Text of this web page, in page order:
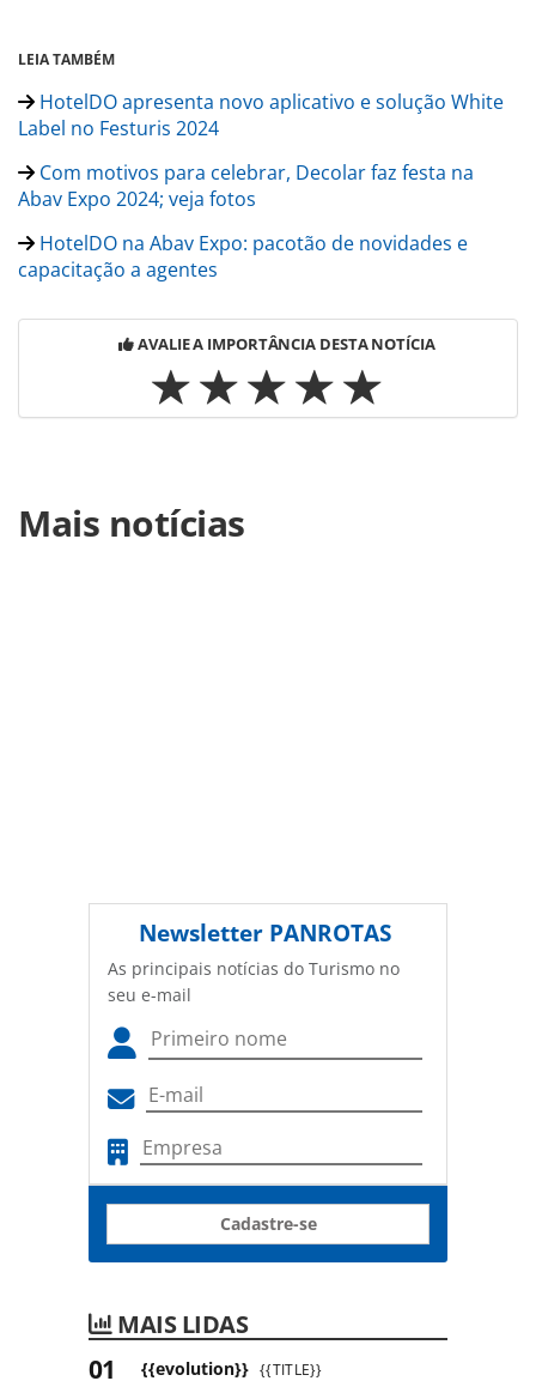
LEIA TAMBÉM
HotelDO apresenta novo aplicativo e solução White
Label no Festuris 2024
Com motivos para celebrar, Decolar faz festa na
Abav Expo 2024; veja fotos
HotelDO na Abav Expo: pacotão de novidades e
capacitação a agentes
AVALIE A IMPORTÂNCIA DESTA NOTÍCIA
https://www.panrotas.com.br/panfriday/operadoras/
lanca-campanha-de-black-friday-com-descontos-de-ate-
Mais notícias
Newsletter PANROTAS
As principais notícias do Turismo no
seu e-mail
Cadastre-se
MAIS LIDAS
{{evolution}} {{TITLE}}